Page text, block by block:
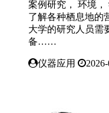
案例研究， 环境，
了解各种栖息地的
大学的研究人员需
备……
仪器应用